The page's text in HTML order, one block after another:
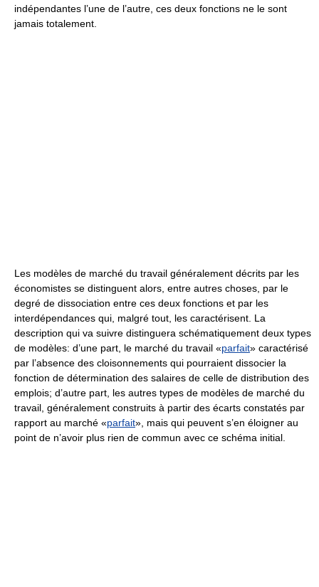
indépendantes l’une de l’autre, ces deux fonctions ne le sont
jamais totalement.
Les modèles de marché du travail généralement décrits par les
économistes se distinguent alors, entre autres choses, par le
degré de dissociation entre ces deux fonctions et par les
interdépendances qui, malgré tout, les caractérisent. La
description qui va suivre distinguera schématiquement deux types
de modèles: d’une part, le marché du travail «parfait» caractérisé
par l’absence des cloisonnements qui pourraient dissocier la
fonction de détermination des salaires de celle de distribution des
emplois; d’autre part, les autres types de modèles de marché du
travail, généralement construits à partir des écarts constatés par
rapport au marché «parfait», mais qui peuvent s’en éloigner au
point de n’avoir plus rien de commun avec ce schéma initial.